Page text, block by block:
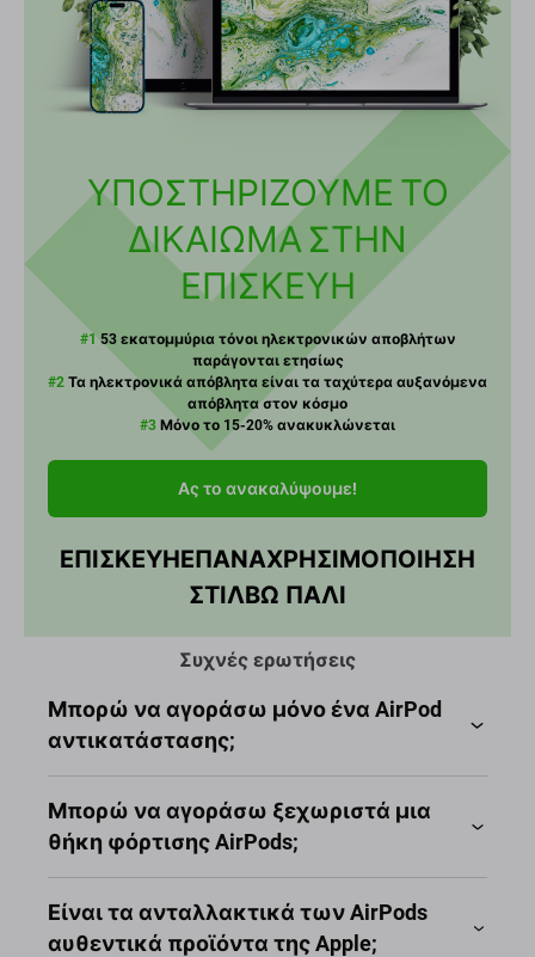
ΥΠΟΣΤΗΡΙΖΟΥΜΕ ΤΟ
ΔΙΚΑΙΩΜΑ ΣΤΗΝ
ΕΠΙΣΚΕΥΗ
#153 εκατομμύρια τόνοι ηλεκτρονικών αποβλήτων
παράγονται ετησίως
#2 Τα ηλεκτρονικά απόβλητα είναι τα ταχύτερα αυξανόμενα
απόβλητα στον κόσμο
#3 Μόνο το 15-20% ανακυκλώνεται
Ας το ανακαλύψουμε!
ΕΠΙΣΚΕΥΗΕΠΑΝΑΧΡΗΣΙΜΟΠΟΙΗΣΗ
ΣΤΙΛΒΩ ΠΑΛΙ
Συχνές ερωτήσεις
Μπορώ να αγοράσω μόνο ένα AirPod
αντικατάστασης;
Μπορώ να αγοράσω ξεχωριστά μια
θήκη φόρτισης AirPods;
Είναι τα ανταλλακτικά των AirPods
αυθεντικά προϊόντα της Apple;